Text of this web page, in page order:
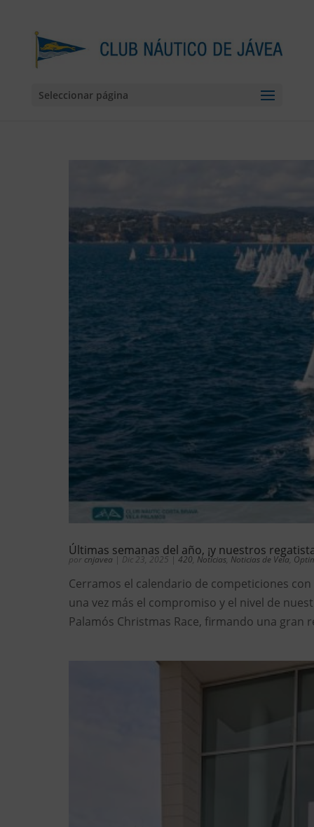
Seleccionar página
Últimas semanas del año, ¡y nuestros
por cnjavea | Dic 23, 2025 | 420 Noticias Noticias de Vela
Cerramos el calendario de competiciones
una vez más el compromiso y el nivel de
Palamós Christmas Race, firmando una gran